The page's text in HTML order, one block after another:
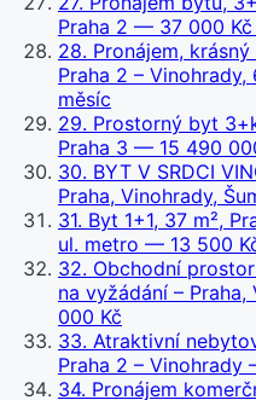
Praha 2 — 37 000 Kč
28. Pronájem,
Praha 2 – Vinohrady,
měsíc
29. Prostorný byt
Praha 3 — 15 490
30. BYT V SRDCI
Praha, Vinohrady,
31. Byt 1+1, 37 m²,
ul. metro — 13 500
32. Obchodní
na vyžádání –
000 Kč
33. Atraktivní
Praha 2 – Vinohrady
34. Pronájem